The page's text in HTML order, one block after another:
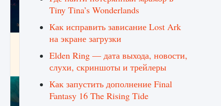
Как разблокировать заклинание Крист в
Creatures of Ava
9 августа 2024 1 393 0 0
Tiny Tina’s Wonderlands
Как исправить зависание Lost Ark
на экране загрузки
Elden Ring — дата выхода, новости,
слухи, скриншоты и трейлеры
Как запустить дополнение Final
Fantasy 16 The Rising Tide